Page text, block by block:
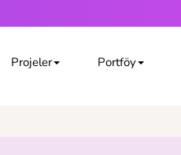
Projeler Portföy